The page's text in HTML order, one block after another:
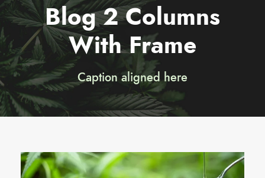
Blog 2 Columns
With Frame
Caption aligned here